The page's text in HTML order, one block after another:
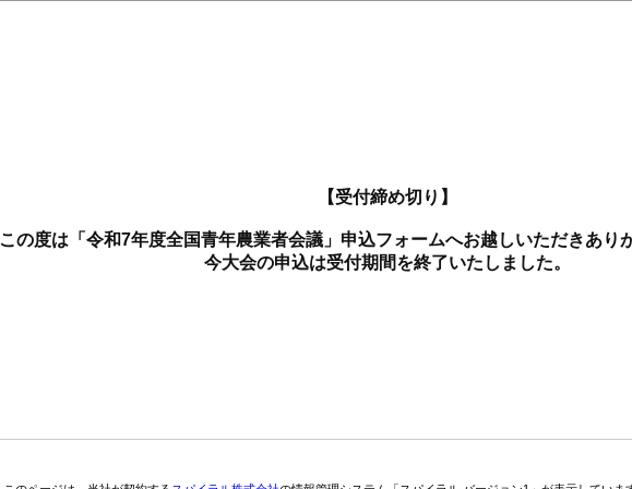
【受付締め切り】
この度は「令和7年度全国青年農業者会議」申込フォームへお越しいただきあり
今大会の申込は受付期間を終了いたしました。